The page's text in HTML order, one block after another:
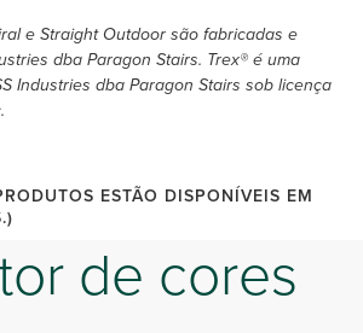
e Straight Outdoor são fabricadas e
dba Paragon Stairs. Trex® é uma
Industries dba Paragon Stairs sob licença
ESTÃO DISPONÍVEIS EM
de cores